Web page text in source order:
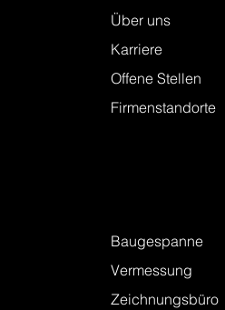
Über uns
Karriere
Offene Stellen
Firmenstandorte
Baugespanne
Vermessung
Zeichnungsbüro